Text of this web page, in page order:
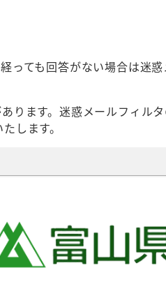
っても回答がない場合は迷
ります。迷惑メールフィル
します。